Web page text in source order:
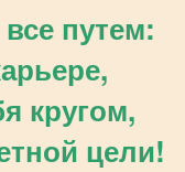
путем:
кругом,
цели!